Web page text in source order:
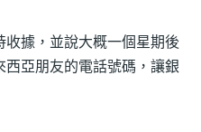
據，並說大概一個星期後
亞朋友的電話號碼，讓銀